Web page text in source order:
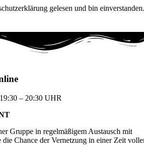
gelesen und bin einverstanden.
– 20:30 UHR​
Gruppe in regelmäßigem Austausch mit
die Chance der Vernetzung in einer Zeit